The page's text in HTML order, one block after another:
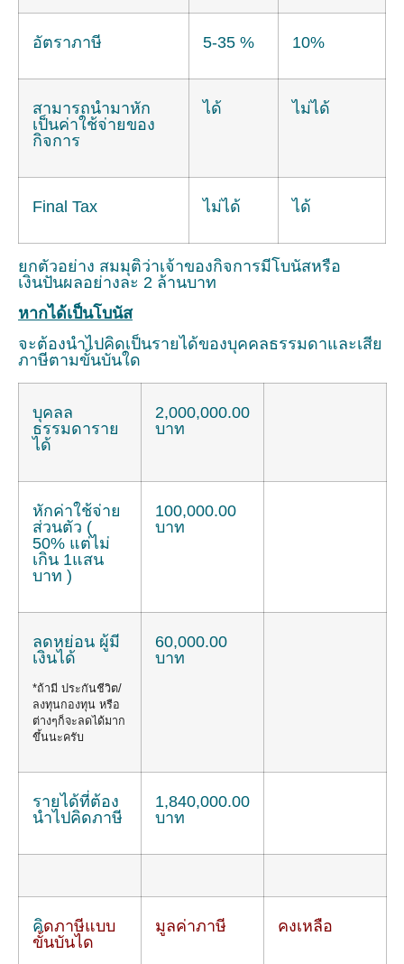
อัตราภาษี 5-35 % 10%
สามารถนำมาหัก
เป็นค่าใช้จ่ายของ
กิจการ
ได้ ไม่ได้
Final Tax ไม่ได้ ได้
ยกตัวอย่าง สมมุติว่าเจ้าของกิจการมีโบนัสหรือ
เงินปันผลอย่างละ 2 ล้านบาท
หากได้เป็นโบนัส
จะต้องนำไปคิดเป็นรายได้ของบุคคลธรรมดาและเสีย
ภาษีตามขั้นบันใด
บุคลล
ธรรมดาราย
ได้
2,000,000.00
บาท
หักค่าใช้จ่าย
ส่วนตัว (
50% แต่ไม่
เกิน 1แสน
บาท )
100,000.00
บาท
ลดหย่อน ผู้มี
เงินได้
*ถ้ามี ประกันชีวิต/
ลงทุนกองทุน หรือ
ต่างๆก็จะลดได้มาก
ขึ้นนะครับ
60,000.00
บาท
รายได้ที่ต้อง
นำไปคิดภาษี
1,840,000.00
บาท
คิดภาษีแบบ
ขั้นบันได
มูลค่าภาษี คงเหลือ